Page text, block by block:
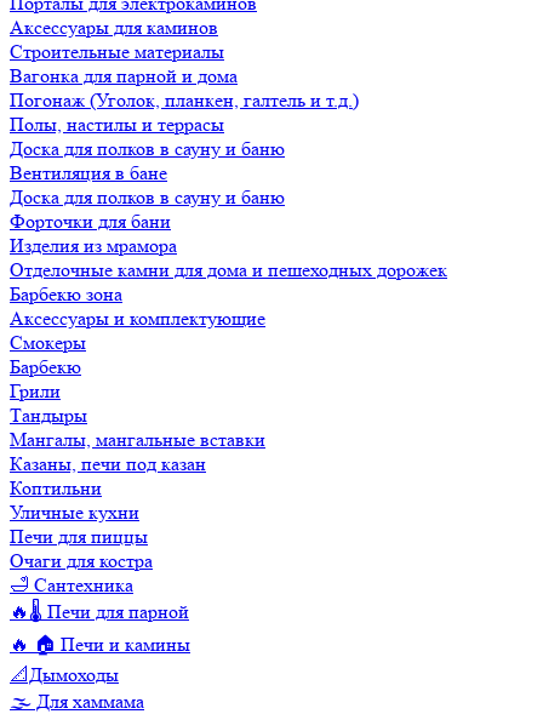
Аксессуары для каминов
Строительные материалы
Вагонка для парной и дома
Погонаж (Уголок, планкен, галтель и т.д.)
Полы, настилы и террасы
Доска для полков в сауну и баню
Вентиляция в бане
Доска для полков в сауну и баню
Форточки для бани
Изделия из мрамора
Отделочные камни для дома и пешеходных дорожек
Барбекю зона
Аксессуары и комплектующие
Смокеры
Барбекю
Грили
Тандыры
Мангалы, мангальные вставки
Казаны, печи под казан
Коптильни
Уличные кухни
Печи для пиццы
Очаги для костра
🛁 Сантехника
🔥🌡️ Печи для парной
🔥 🏠 Печи и камины
📐Дымоходы
🌫️ Для хаммама